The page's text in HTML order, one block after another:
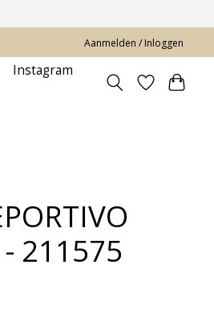
Aanmelden / Inloggen
Instagram
211575